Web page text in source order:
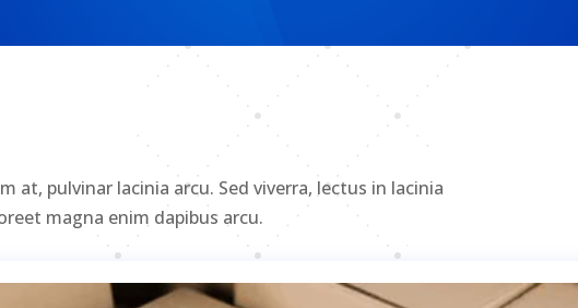
at, pulvinar lacinia arcu. Sed viverra, lectus in lacinia
magna enim dapibus arcu.